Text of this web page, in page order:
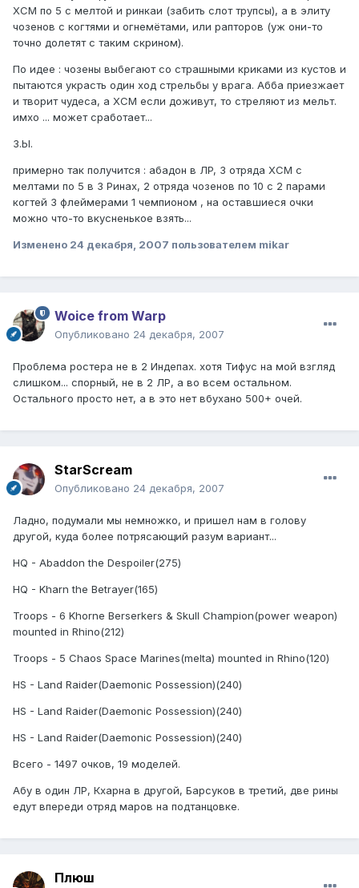
ХСМ по 5 с мелтой и ринкаи (забить слот трупсы), а в элиту
чозенов с когтями и огнемётами, или рапторов (уж они-то
точно долетят с таким скрином).
По идее : чозены выбегают со страшными криками из кустов и
пытаются украсть один ход стрельбы у врага. Абба приезжает
и творит чудеса, а ХСМ если доживут, то стреляют из мельт.
имхо ... может сработает...
З.Ы.
примерно так получится : абадон в ЛP, 3 отряда ХСМ с
мелтами по 5 в 3 Ринах, 2 отряда чозенов по 10 с 2 парами
когтей 3 флеймерами 1 чемпионом , на оставшиеся очки
можно что-то вкусненькое взять...
Изменено 24 декабря, 2007 пользователем mikar
Woice from Warp
Опубликовано 24 декабря, 2007
Проблема ростера не в 2 Индепах. хотя Тифус на мой взгляд
слишком... спорный, не в 2 ЛР, а во всем остальном.
Остального просто нет, а в это нет вбухано 500+ очей.
StarScream
Опубликовано 24 декабря, 2007
Ладно, подумали мы немножко, и пришел нам в голову
другой, куда более потрясающий разум вариант...
HQ - Abaddon the Despoiler(275)
HQ - Kharn the Betrayer(165)
Troops - 6 Khorne Berserkers & Skull Champion(power weapon)
mounted in Rhino(212)
Troops - 5 Chaos Space Marines(melta) mounted in Rhino(120)
HS - Land Raider(Daemonic Possession)(240)
HS - Land Raider(Daemonic Possession)(240)
HS - Land Raider(Daemonic Possession)(240)
Всего - 1497 очков, 19 моделей.
Абу в один ЛР, Кхарна в другой, Барсуков в третий, две рины
едут впереди отряд маров на подтанцовке.
Плюш